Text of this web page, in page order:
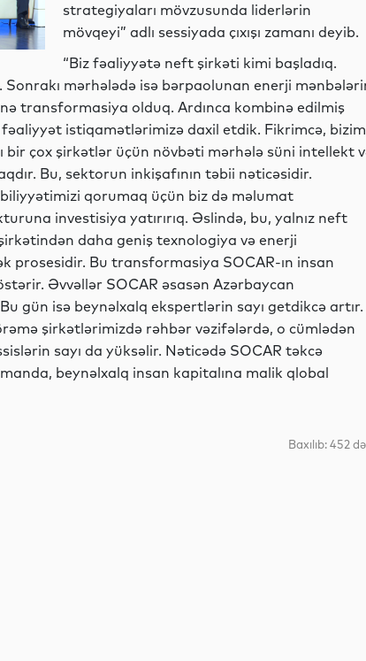
strategiyaları mövzusunda liderlərin
mövqeyi” adlı sessiyada çıxışı zamanı deyib.
“Biz fəaliyyətə neft şirkəti kimi başladıq.
mərhələdə isə bərpaolunan enerji
transformasiya olduq. Ardınca kombinə edilmiş
istiqamətlərimizə daxil etdik. Fikrimcə, bizim
bir çox şirkətlər üçün növbəti mərhələ süni intellekt
Bu, sektorun inkişafının təbii nəticəsidir.
qorumaq üçün biz də məlumat
investisiya yatırırıq. Əslində, bu, yalnız neft
daha geniş texnologiya və enerji
prosesidir. Bu transformasiya SOCAR-ın insan
Əvvəllər SOCAR əsasən Azərbaycan
gün isə beynəlxalq ekspertlərin sayı getdikcə artır.
şirkətlərimizdə rəhbər vəzifələrdə, o cümlədən
sayı da yüksəlir. Nəticədə SOCAR təkcə
beynəlxalq insan kapitalına malik qlobal
Baxılıb: 452